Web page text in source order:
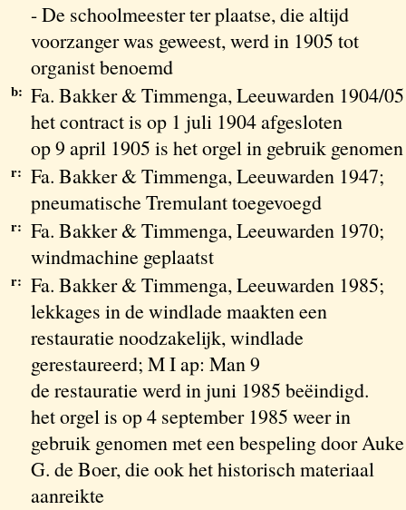
- De schoolmeester ter plaatse, die altijd
voorzanger was geweest, werd in 1905 tot
organist benoemd
b: Fa. Bakker & Timmenga, Leeuwarden 1904/05
het contract is op 1 juli 1904 afgesloten
op 9 april 1905 is het orgel in gebruik genomen
r: Fa. Bakker & Timmenga, Leeuwarden 1947;
pneumatische Tremulant toegevoegd
r: Fa. Bakker & Timmenga, Leeuwarden 1970;
windmachine geplaatst
r: Fa. Bakker & Timmenga, Leeuwarden 1985;
lekkages in de windlade maakten een
restauratie noodzakelijk, windlade
gerestaureerd; M I ap: Man 9
de restauratie werd in juni 1985 beëindigd.
het orgel is op 4 september 1985 weer in
gebruik genomen met een bespeling door Auke
G. de Boer, die ook het historisch materiaal
aanreikte